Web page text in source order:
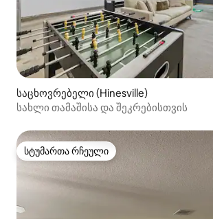
საცხოვრებელი (Hinesville)
სახლი თამაშისა და შეკრებისთვის
სტუმართა რჩეული
სტუმართა რჩეული